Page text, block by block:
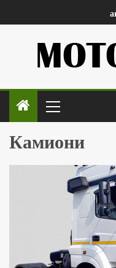
Камиони